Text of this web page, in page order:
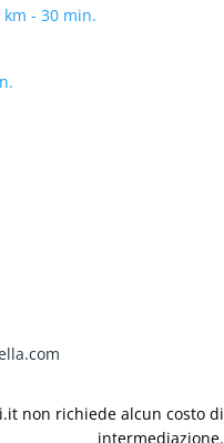
km - 30 min.
non richiede alcun costo di
intermediazione.